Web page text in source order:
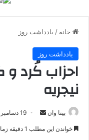
خانه / یادداشت روز
یادداشت روز
احزاب کُرد و
نیجریه
بیتا وان
ر
19 دسامبر 2015
خواندن این مطلب 1 دقیقه زمان میبرد